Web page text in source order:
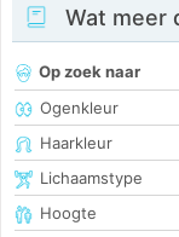
Wat meer
Op zoek naar
Ogenkleur
Haarkleur
Lichaamstype
Hoogte